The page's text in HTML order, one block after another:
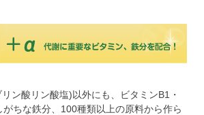
ン酸リン酸塩)以外にも、ビタミンB1・
がちな鉄分、100種類以上の原料から作ら